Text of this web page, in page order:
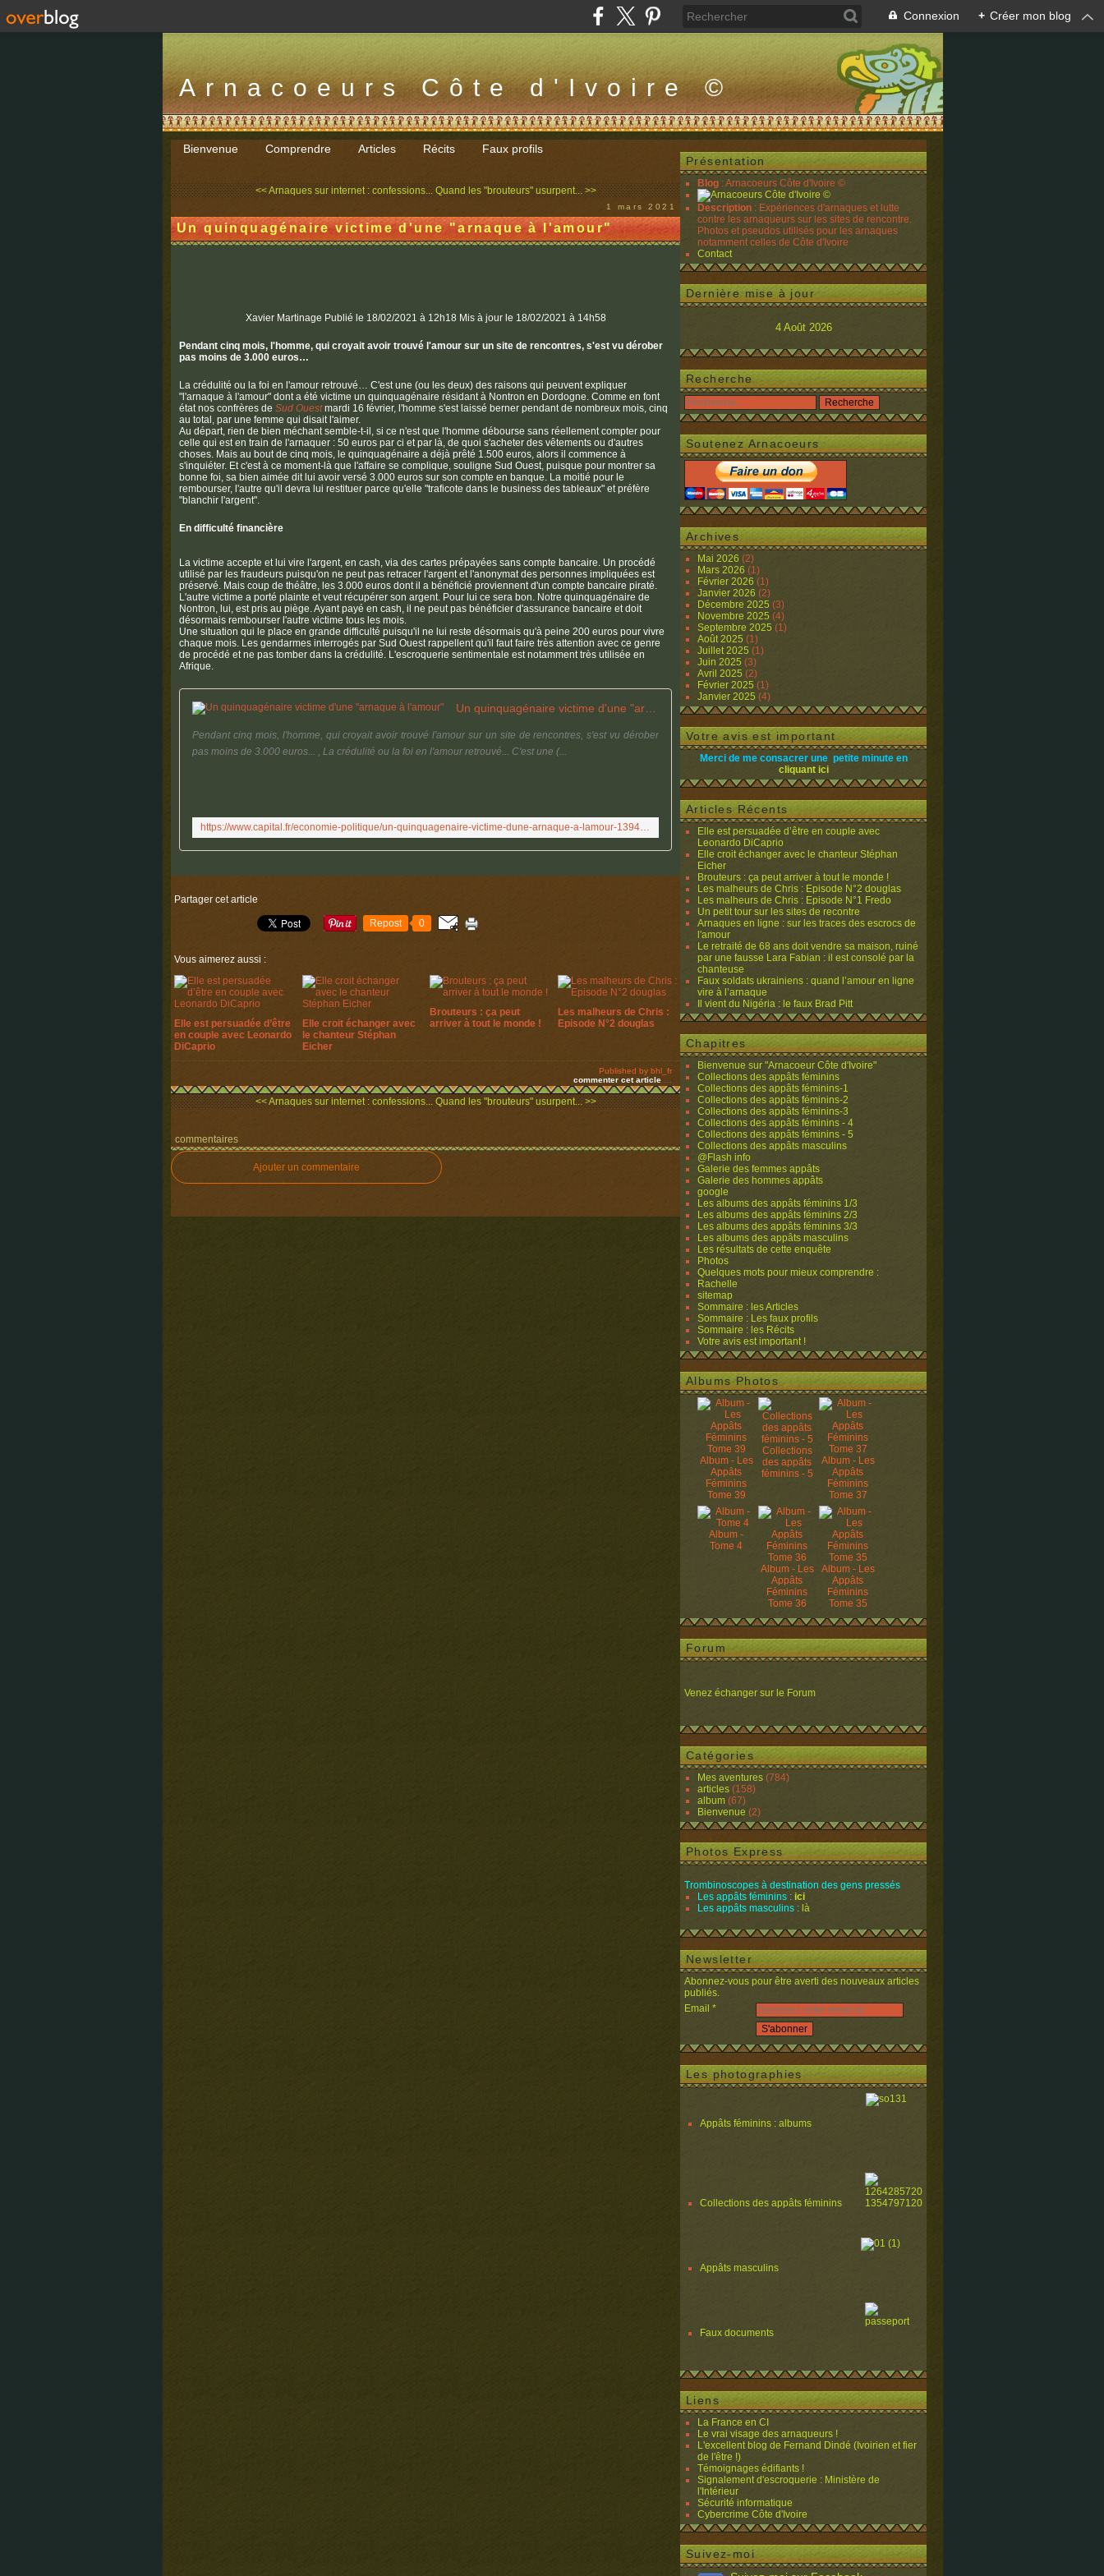
Connexion + Créer mon blog
Arnacoeurs Côte d'Ivoire ©
Bienvenue Comprendre Articles Récits Faux profils
<< Arnaques sur internet : confessions... Quand les "brouteurs" usurpent... >>
1 mars 2021
Un quinquagénaire victime d'une "arnaque à l'amour"
Xavier Martinage Publié le 18/02/2021 à 12h18 Mis à jour le 18/02/2021 à 14h58
Pendant cinq mois, l'homme, qui croyait avoir trouvé l'amour sur un site de rencontres, s'est vu dérober
pas moins de 3.000 euros…
La crédulité ou la foi en l'amour retrouvé… C'est une (ou les deux) des raisons qui peuvent expliquer
"l'arnaque à l'amour" dont a été victime un quinquagénaire résidant à Nontron en Dordogne. Comme en font
état nos confrères de Sud Ouestmardi 16 février, l'homme s'est laissé berner pendant de nombreux mois, cinq
au total, par une femme qui disait l'aimer.
Au départ, rien de bien méchant semble-t-il, si ce n'est que l'homme débourse sans réellement compter pour
celle qui est en train de l'arnaquer : 50 euros par ci et par là, de quoi s'acheter des vêtements ou d'autres
choses. Mais au bout de cinq mois, le quinquagénaire a déjà prêté 1.500 euros, alors il commence à
s'inquiéter. Et c'est à ce moment-là que l'affaire se complique, souligne Sud Ouest, puisque pour montrer sa
bonne foi, sa bien aimée dit lui avoir versé 3.000 euros sur son compte en banque. La moitié pour le
rembourser, l'autre qu'il devra lui restituer parce qu'elle "traficote dans le business des tableaux" et préfère
"blanchir l'argent".
En difficulté financière
La victime accepte et lui vire l'argent, en cash, via des cartes prépayées sans compte bancaire. Un procédé
utilisé par les fraudeurs puisqu'on ne peut pas retracer l'argent et l'anonymat des personnes impliquées est
préservé. Mais coup de théâtre, les 3.000 euros dont il a bénéficié proviennent d'un compte bancaire piraté.
L'autre victime a porté plainte et veut récupérer son argent. Pour lui ce sera bon. Notre quinquagénaire de
Nontron, lui, est pris au piège. Ayant payé en cash, il ne peut pas bénéficier d'assurance bancaire et doit
désormais rembourser l'autre victime tous les mois.
Une situation qui le place en grande difficulté puisqu'il ne lui reste désormais qu'à peine 200 euros pour vivre
chaque mois. Les gendarmes interrogés par Sud Ouest rappellent qu'il faut faire très attention avec ce genre
de procédé et ne pas tomber dans la crédulité. L'escroquerie sentimentale est notamment très utilisée en
Afrique.
Pendant cinq mois, l'homme, qui croyait avoir trouvé l'amour sur un site de rencontres, s'est vu dérober
pas moins de 3.000 euros... , La crédulité ou la foi en l'amour retrouvé... C'est une (...
https://www.capital.fr/economie-politique/un-quinquagenaire-victime-dune-arnaque-a-lamour-1394516
Partager cet article
Repost 0
Vous aimerez aussi :
Elle est persuadée d’être
en couple avec Leonardo
DiCaprio
Elle croit échanger avec
le chanteur Stéphan
Eicher
Brouteurs : ça peut
arriver à tout le monde !
Les malheurs de Chris :
Episode N°2 douglas
Published by bhl_fr
commenter cet article
<< Arnaques sur internet : confessions... Quand les "brouteurs" usurpent... >>
commentaires
Ajouter un commentaire
Présentation
Blog : Arnacoeurs Côte d'Ivoire ©
Description : Expériences d'arnaques et lutte
contre les arnaqueurs sur les sites de rencontre.
Photos et pseudos utilisés pour les arnaques
notamment celles de Côte d'Ivoire
Contact
Dernière mise à jour
4 Août 2026
Recherche
Soutenez Arnacoeurs
Archives
Mai 2026 (2)
Mars 2026 (1)
Février 2026 (1)
Janvier 2026 (2)
Décembre 2025 (3)
Novembre 2025 (4)
Septembre 2025 (1)
Août 2025 (1)
Juillet 2025 (1)
Juin 2025 (3)
Avril 2025 (2)
Février 2025 (1)
Janvier 2025 (4)
Votre avis est important
Merci de me consacrer une petite minute en
cliquant ici
Articles Récents
Elle est persuadée d’être en couple avec
Leonardo DiCaprio
Elle croit échanger avec le chanteur Stéphan
Eicher
Brouteurs : ça peut arriver à tout le monde !
Les malheurs de Chris : Episode N°2 douglas
Les malheurs de Chris : Episode N°1 Fredo
Un petit tour sur les sites de recontre
Arnaques en ligne : sur les traces des escrocs de
l'amour
Le retraité de 68 ans doit vendre sa maison, ruiné
par une fausse Lara Fabian : il est consolé par la
chanteuse
Faux soldats ukrainiens : quand l’amour en ligne
vire à l’arnaque
Il vient du Nigéria : le faux Brad Pitt
Chapitres
Bienvenue sur "Arnacoeur Côte d'Ivoire"
Collections des appâts féminins
Collections des appâts féminins-1
Collections des appâts féminins-2
Collections des appâts féminins-3
Collections des appâts féminins - 4
Collections des appâts féminins - 5
Collections des appâts masculins
@Flash info
Galerie des femmes appâts
Galerie des hommes appâts
google
Les albums des appâts féminins 1/3
Les albums des appâts féminins 2/3
Les albums des appâts féminins 3/3
Les albums des appâts masculins
Les résultats de cette enquête
Photos
Quelques mots pour mieux comprendre :
Rachelle
sitemap
Sommaire : les Articles
Sommaire : Les faux profils
Sommaire : les Récits
Votre avis est important !
Albums Photos
Album - Les
Appâts
Féminins
Tome 39
Collections
des appâts
féminins - 5
Album - Les
Appâts
Féminins
Tome 37
Album -
Tome 4
Album - Les
Appâts
Féminins
Tome 36
Album - Les
Appâts
Féminins
Tome 35
Forum
Venez échanger sur le Forum
Catégories
Mes aventures (784)
articles (158)
album (67)
Bienvenue (2)
Photos Express
Trombinoscopes à destination des gens pressés
Les appâts féminins : ici
Les appâts masculins : là
Newsletter
Abonnez-vous pour être averti des nouveaux articles
publiés.
Email
Les photographies
Appâts féminins : albums
Collections des appâts féminins
Appâts masculins
Faux documents
Liens
La France en CI
Le vrai visage des arnaqueurs !
L'excellent blog de Fernand Dindé (Ivoirien et fier
de l'être !)
Témoignages édifiants !
Signalement d'escroquerie : Ministère de
l'Intérieur
Sécurité informatique
Cybercrime Côte d'Ivoire
Suivez-moi